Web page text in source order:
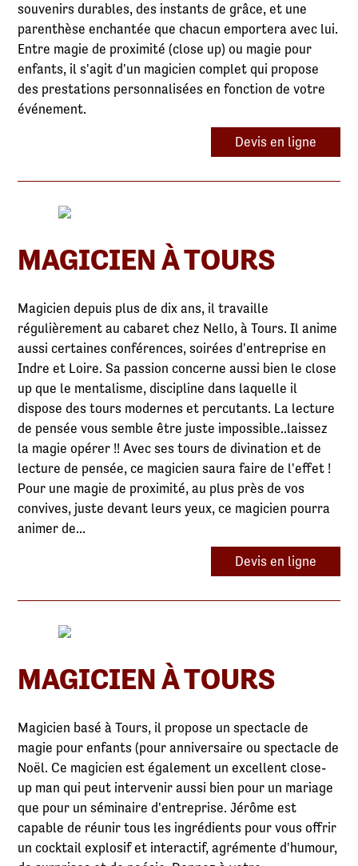
souvenirs durables, des instants de grâce, et une
parenthèse enchantée que chacun emportera avec lui.
Entre magie de proximité (close up) ou magie pour
enfants, il s'agit d'un magicien complet qui propose
des prestations personnalisées en fonction de votre
événement.
Devis en ligne
MAGICIEN À TOURS
Magicien depuis plus de dix ans, il travaille
régulièrement au cabaret chez Nello, à Tours. Il anime
aussi certaines conférences, soirées d'entreprise en
Indre et Loire. Sa passion concerne aussi bien le close
up que le mentalisme, discipline dans laquelle il
dispose des tours modernes et percutants. La lecture
de pensée vous semble être juste impossible..laissez
la magie opérer !! Avec ses tours de divination et de
lecture de pensée, ce magicien saura faire de l'effet !
Pour une magie de proximité, au plus près de vos
convives, juste devant leurs yeux, ce magicien pourra
animer de...
Devis en ligne
MAGICIEN À TOURS
Magicien basé à Tours, il propose un spectacle de
magie pour enfants (pour anniversaire ou spectacle de
Noël. Ce magicien est également un excellent close-
up man qui peut intervenir aussi bien pour un mariage
que pour un séminaire d'entreprise. Jérôme est
capable de réunir tous les ingrédients pour vous offrir
un cocktail explosif et interactif, agrémente d'humour,